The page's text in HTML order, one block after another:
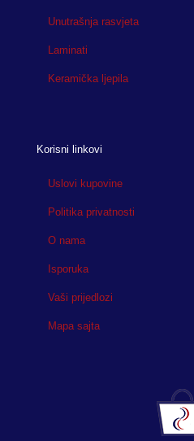
Unutrašnja rasvjeta
Laminati
Keramička ljepila
Korisni linkovi
Uslovi kupovine
Politika privatnosti
O nama
Isporuka
Vaši prijedlozi
Mapa sajta